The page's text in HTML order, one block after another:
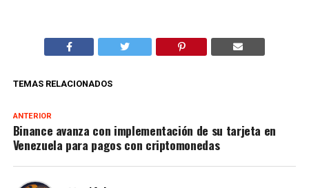
TEMAS RELACIONADOS
ANTERIOR
Binance avanza con implementación de su tarjeta en
Venezuela para pagos con criptomonedas